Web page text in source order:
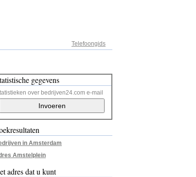
Telefoongids
gegevens
over bedrijven24.com e-mail
in Amsterdam
Amstelplein
adres dat u kunt